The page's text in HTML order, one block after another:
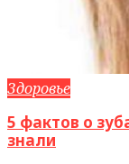
Здоровье
5 фактов о
знали